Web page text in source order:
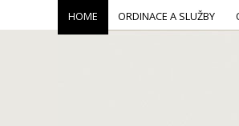
HOME ORDINACE A SLUŽBY